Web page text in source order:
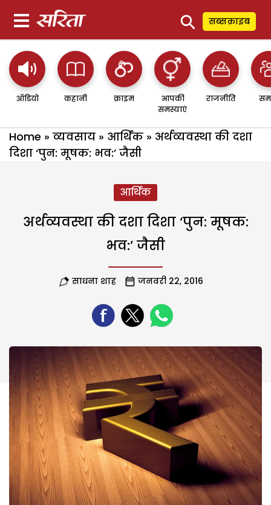
⚲ सब्सक्राइब
ऑडियो कहानी क्राइम
आपकी
समस्याएं
राजनीति
Home » व्यवसाय » आर्थिक » अर्थव्यवस्था की दशा
दिशा ‘पुन: मूषक: भव:’ जैसी
आर्थिक
अर्थव्यवस्था की दशा दिशा ‘पुन: मूषक:
भव:’ जैसी
साधना शाह जनवरी 22, 2016